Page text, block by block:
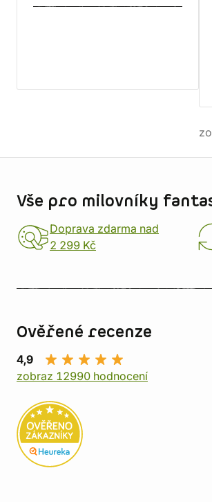
Vše pro milovníky
Doprava zdarma nad
2 299 Kč
Ověřené recenze
4,9
zobraz 12990 hodnocení